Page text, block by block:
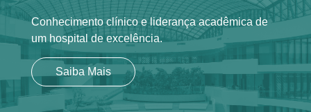
Conhecimento clínico e liderança acadêmica de
um hospital de excelência.
Saiba Mais